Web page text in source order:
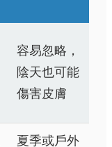
容易忽略，
陰天也可能
傷害皮膚
夏季或戶外